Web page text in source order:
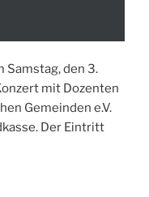
Samstag, den 3.
mit Dozenten
Gemeinden e.V.
Der Eintritt